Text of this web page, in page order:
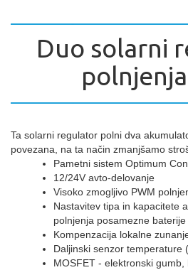
Duo solarni
Ta solarni regulator polni dva
povezana, na ta način zmanjšamo
Pametni sistem Optimum
12/24V avto-delovanje
Visoko zmogljivo PWM
Nastavitev tipa in kapacitete
polnjenja posamezne baterije
Kompenzacija lokalne
Daljinski senzor temperature
MOSFET - elektronski